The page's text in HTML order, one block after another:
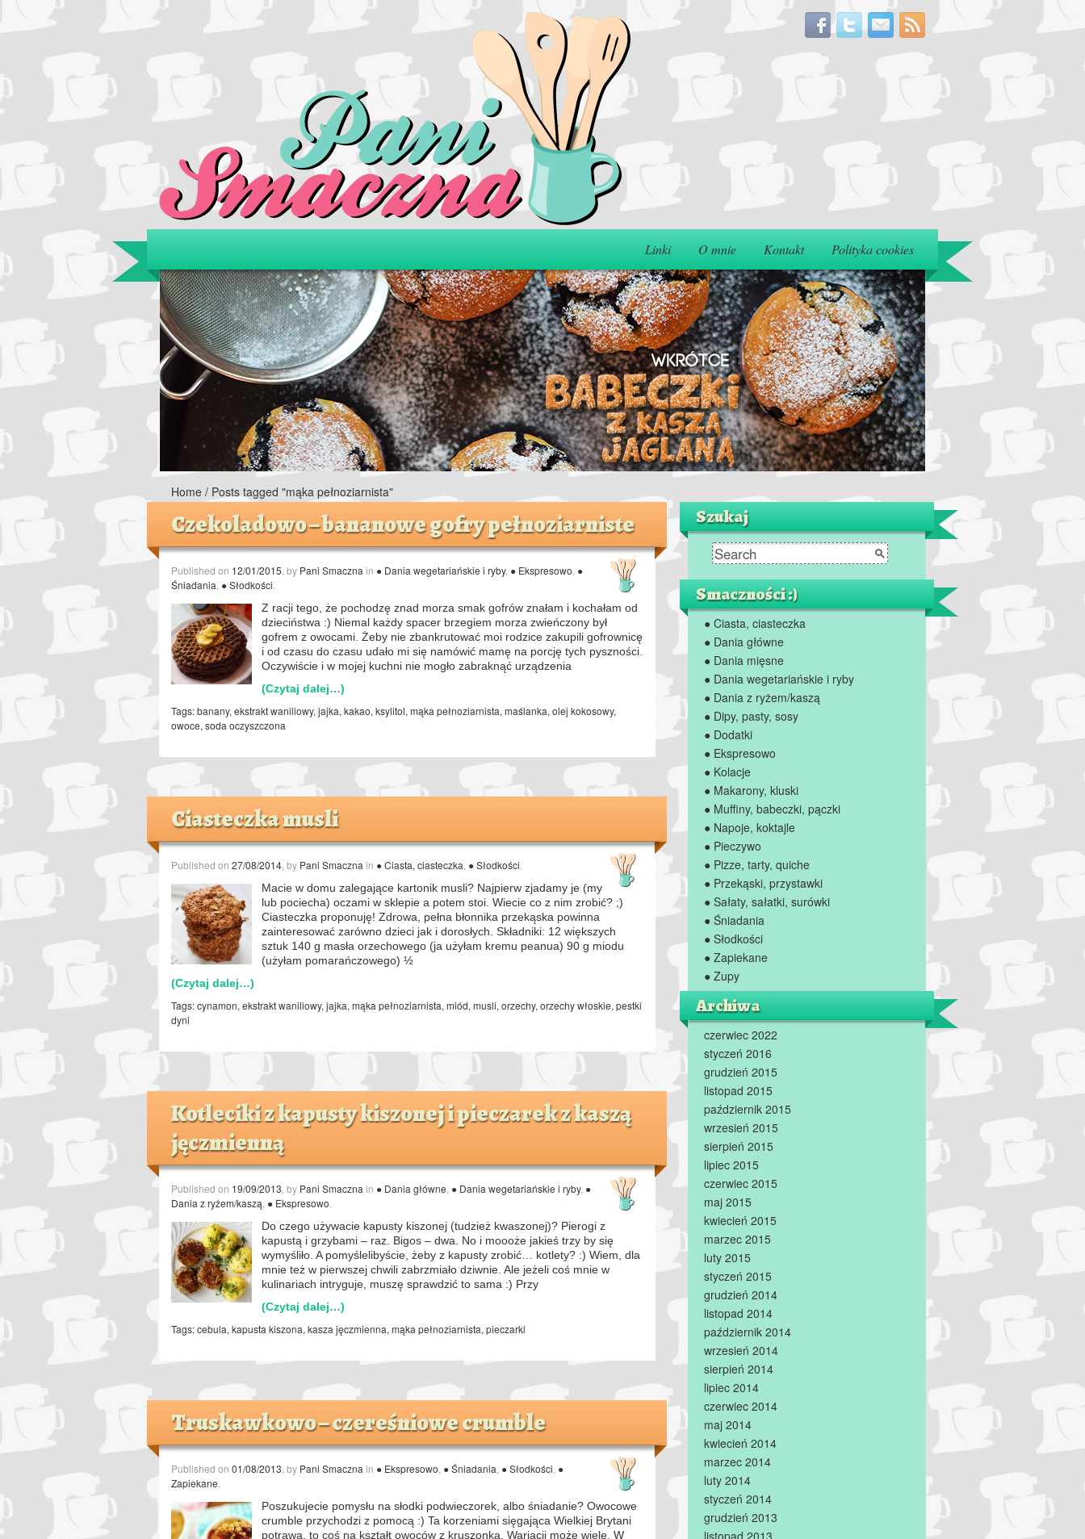
Linki O mnie Kontakt Polityka cookies
Home / Posts tagged "mąka pełnoziarnista"
Czekoladowo – bananowe gofry pełnoziarniste
Published on 12/01/2015 , by Pani Smaczna in ● Dania wegetariańskie i ryby, ● Ekspresowo ●
Śniadania ● Słodkości
Z racji tego, że pochodzę znad morza smak gofrów znałam i kochałam od
dzieciństwa :) Niemal każdy spacer brzegiem morza zwieńczony był
gofrem z owocami. Żeby nie zbankrutować moi rodzice zakupili gofrownicę
i od czasu do czasu udało mi się namówić mamę na porcję tych pyszności.
Oczywiście i w mojej kuchni nie mogło zabraknąć urządzenia
(Czytaj dalej…)
Tags:banany, ekstrakt waniliowy, jajka, kakao, ksylitol, mąka pełnoziarnista, maślanka, olej kokosowy,
owoce, soda oczyszczona
Ciasteczka musli
Published on 27/08/2014 , by Pani Smaczna in ● Ciasta, ciasteczka ● Słodkości
Macie w domu zalegające kartonik musli? Najpierw zjadamy je (my
lub pociecha) oczami w sklepie a potem stoi. Wiecie co z nim zrobić? ;)
Ciasteczka proponuję! Zdrowa, pełna błonnika przekąska powinna
zainteresować zarówno dzieci jak i dorosłych. Składniki: 12 większych
sztuk 140 g masła orzechowego (ja użyłam kremu peanua) 90 g miodu
(użyłam pomarańczowego) ½
(Czytaj dalej…)
Tags:cynamon, ekstrakt waniliowy, jajka, mąka pełnoziarnista, miód, musli, orzechy, orzechy włoskie, pestki
dyni
Kotleciki z kapusty kiszonej i pieczarek z kaszą
jęczmienną
Published on 19/09/2013 , by Pani Smaczna in ● Dania główne ● Dania wegetariańskie i ryby, ●
Dania z ryżem/kaszą ● Ekspresowo
Do czego używacie kapusty kiszonej (tudzież kwaszonej)? Pierogi z
kapustą i grzybami – raz. Bigos – dwa. No i moooże jakieś trzy by się
wymyśliło. A pomyślelibyście, żeby z kapusty zrobić… kotlety? :) Wiem, dla
mnie też w pierwszej chwili zabrzmiało dziwnie. Ale jeżeli coś mnie w
kulinariach intryguje, muszę sprawdzić to sama :) Przy
(Czytaj dalej…)
Tags:cebula, kapusta kiszona, kasza jęczmienna, mąka pełnoziarnista, pieczarki
Truskawkowo – czereśniowe crumble
Published on 01/08/2013 , by Pani Smaczna in ● Ekspresowo ● Śniadania ● Słodkości ●
Zapiekane
Poszukujecie pomysłu na słodki podwieczorek, albo śniadanie? Owocowe
crumble przychodzi z pomocą :) Ta korzeniami sięgająca Wielkiej Brytani
potrawa, to coś na kształt owoców z kruszonką. Wariacji może wiele. W
Szukaj
Smaczności :)
● Ciasta, ciasteczka
● Dania główne
● Dania mięsne
● Dania wegetariańskie i ryby
● Dania z ryżem/kaszą
● Dipy, pasty, sosy
● Dodatki
● Ekspresowo
● Kolacje
● Makarony, kluski
● Muffiny, babeczki, pączki
● Napoje, koktajle
● Pieczywo
● Pizze, tarty, quiche
● Przekąski, przystawki
● Sałaty, sałatki, surówki
● Śniadania
● Słodkości
● Zapiekane
● Zupy
Archiwa
czerwiec 2022
styczeń 2016
grudzień 2015
listopad 2015
październik 2015
wrzesień 2015
sierpień 2015
lipiec 2015
czerwiec 2015
maj 2015
kwiecień 2015
marzec 2015
luty 2015
styczeń 2015
grudzień 2014
listopad 2014
październik 2014
wrzesień 2014
sierpień 2014
lipiec 2014
czerwiec 2014
maj 2014
kwiecień 2014
marzec 2014
luty 2014
styczeń 2014
grudzień 2013
listopad 2013